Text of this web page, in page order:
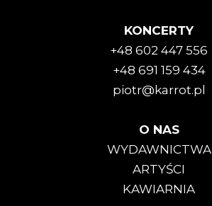
KONCERTY
+48 602 447 556
+48 691 159 434
piotr@karrot.pl
O NAS
WYDAWNICTWA
ARTYŚCI
KAWIARNIA